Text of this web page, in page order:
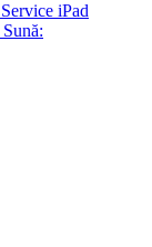
Service iPad
Sună: